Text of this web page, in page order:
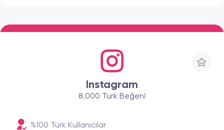
Instagram
8.000 Türk Beğeni
%100 Türk Kullanıcılar